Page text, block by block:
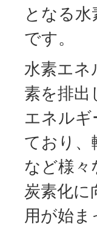
となる
です。
水素エネ
素を排出
エネルギ
ており、
など様々
炭素化に
用が始ま